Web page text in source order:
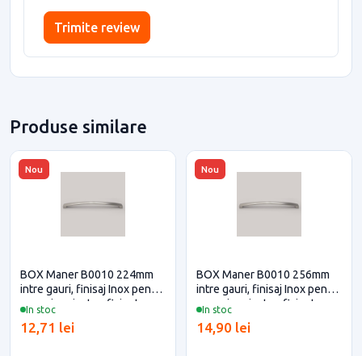
Trimite review
Produse similare
Nou
In stoc
BOX Maner B0010 224mm
intre gauri, finisaj Inox pentru
casa si proiecte eficiente
12,71 lei
Nou
In stoc
BOX Maner B0010 256mm
intre gauri, finisaj Inox pentru
casa si proiecte eficiente
14,90 lei